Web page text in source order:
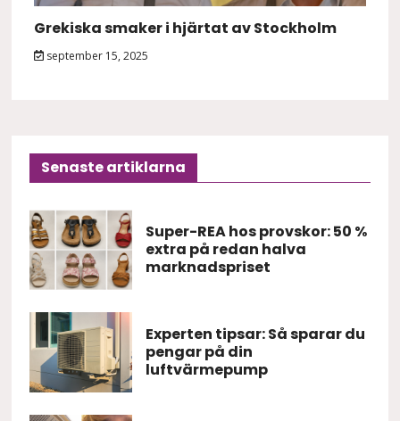
Grekiska smaker i hjärtat av Stockholm
september 15, 2025
Senaste artiklarna
Super-REA hos provskor: 50 %
extra på redan halva
marknadspriset
Experten tipsar: Så sparar du
pengar på din
luftvärmepump